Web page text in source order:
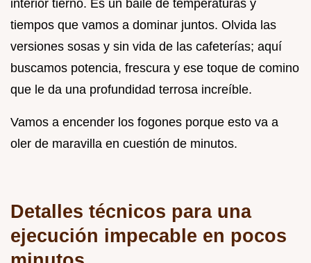
interior tierno. Es un baile de temperaturas y
tiempos que vamos a dominar juntos. Olvida las
versiones sosas y sin vida de las cafeterías; aquí
buscamos potencia, frescura y ese toque de comino
que le da una profundidad terrosa increíble.
Vamos a encender los fogones porque esto va a
oler de maravilla en cuestión de minutos.
Detalles técnicos para una
ejecución impecable en pocos